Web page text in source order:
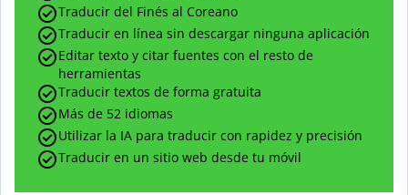
Traducir del Finés al Coreano
Traducir en línea sin descargar ninguna aplicación
Editar texto y citar fuentes con el resto de
herramientas
Traducir textos de forma gratuita
Más de 52 idiomas
Utilizar la IA para traducir con rapidez y precisión
Traducir en un sitio web desde tu móvil